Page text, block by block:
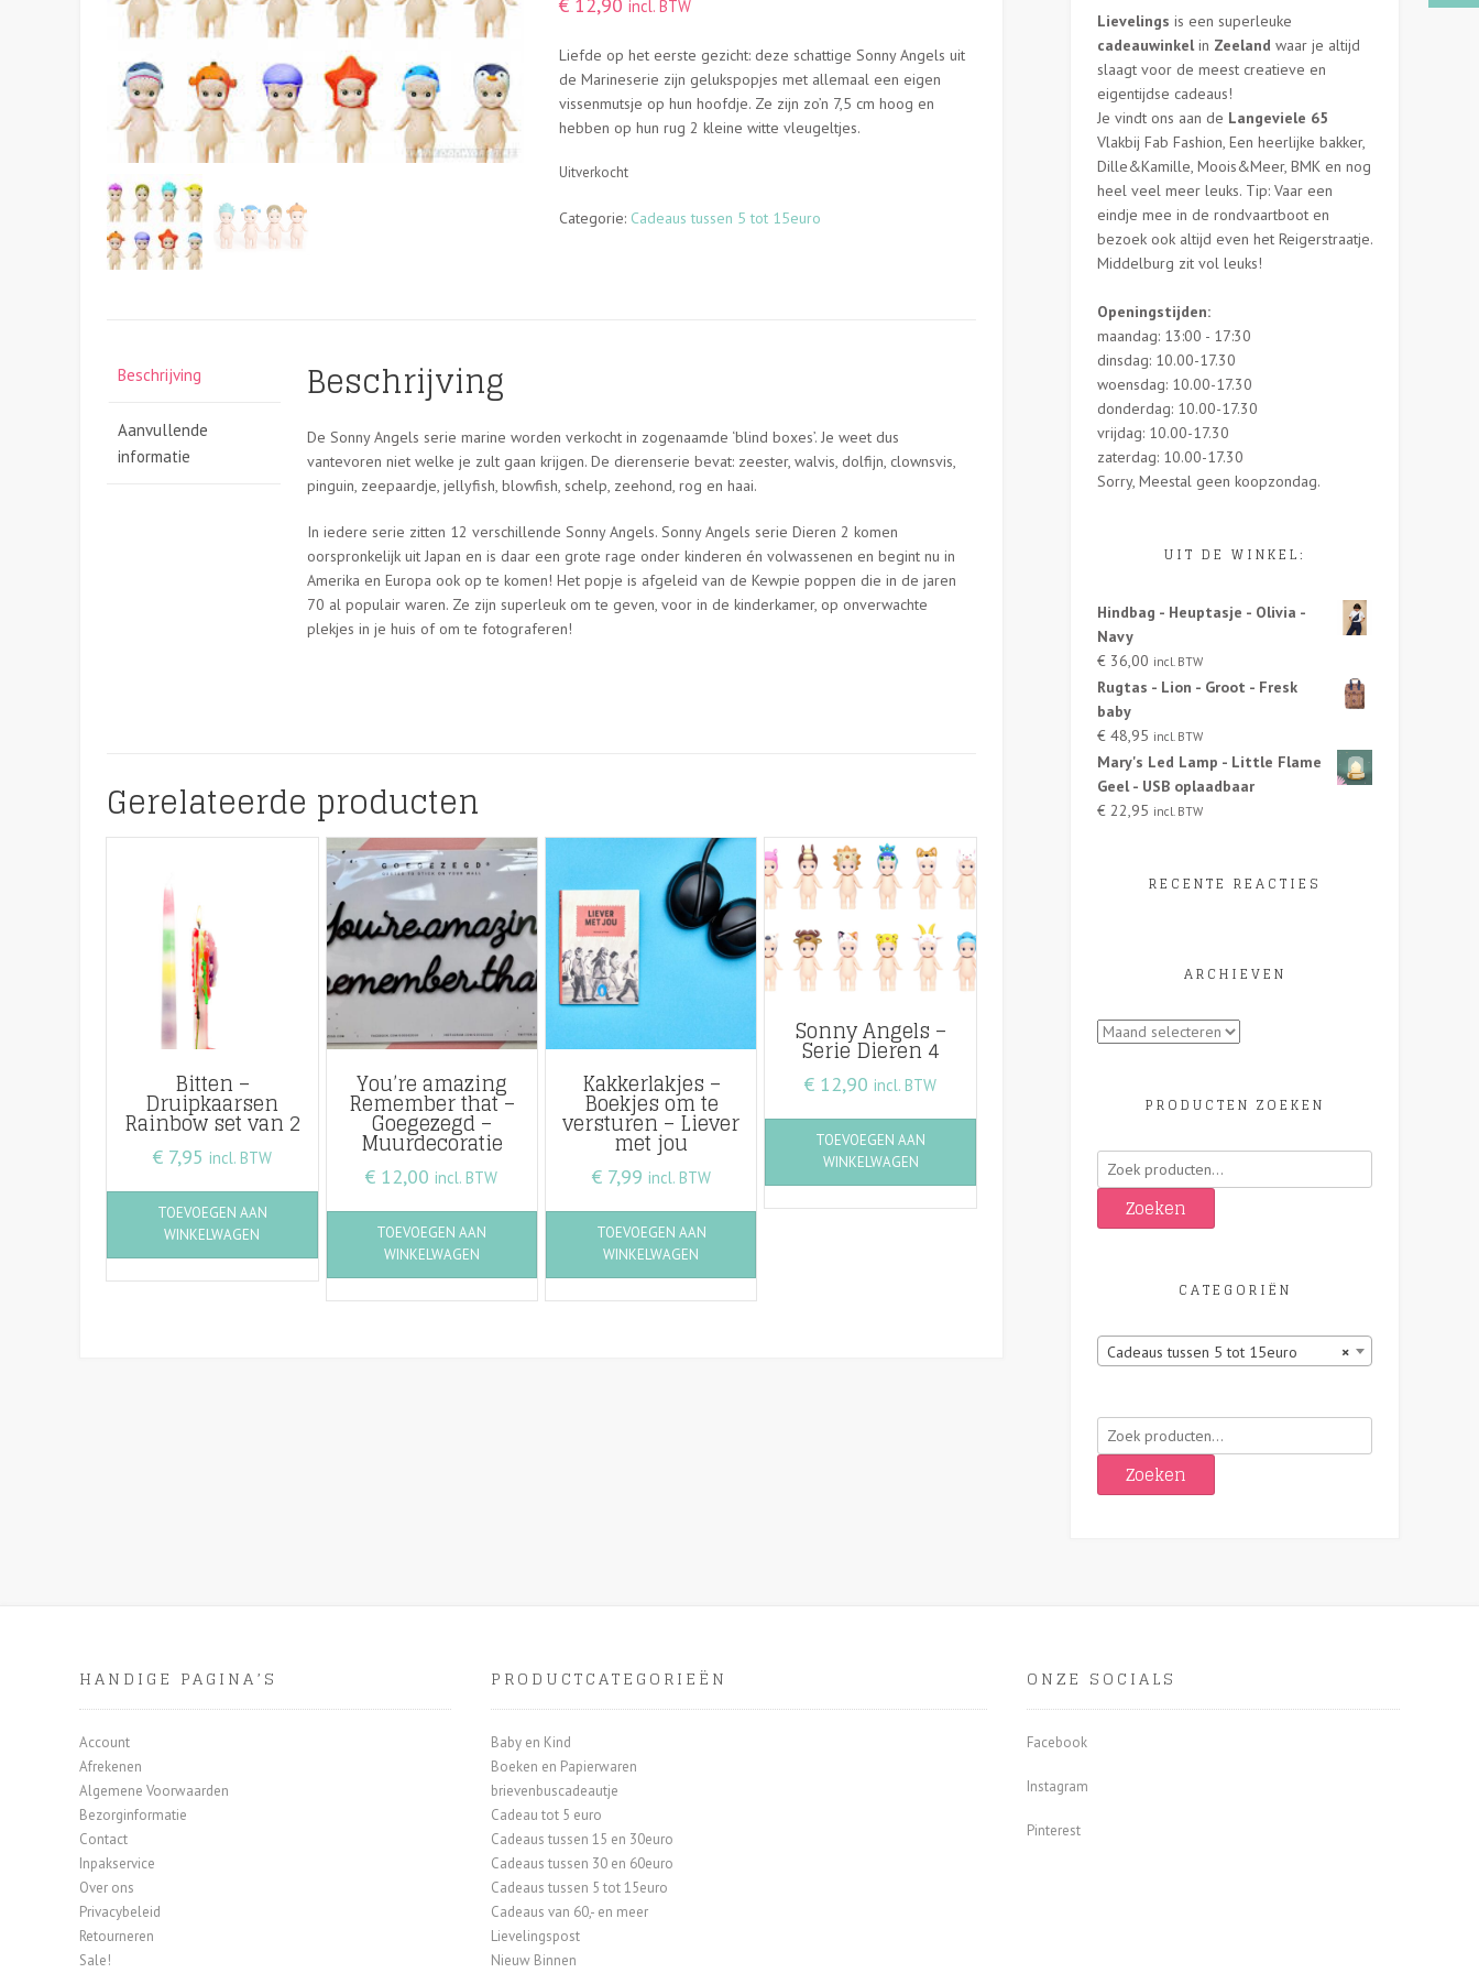
€12,90 incl. BTW
Liefde op het eerste gezicht: deze schattige Sonny Angels uit
de Marineserie zijn gelukspopjes met allemaal een eigen
vissenmutsje op hun hoofdje. Ze zijn zo’n 7,5 cm hoog en
hebben op hun rug 2 kleine witte vleugeltjes.
Uitverkocht
Categorie: Cadeaus tussen 5 tot 15euro
Beschrijving
Aanvullende
informatie
Beschrijving
De Sonny Angels serie marine worden verkocht in zogenaamde ‘blind boxes’. Je weet dus
vantevoren niet welke je zult gaan krijgen. De dierenserie bevat: zeester, walvis, dolfijn, clownsvis,
pinguin, zeepaardje, jellyfish, blowfish, schelp, zeehond, rog en haai.
In iedere serie zitten 12 verschillende Sonny Angels. Sonny Angels serie Dieren 2 komen
oorspronkelijk uit Japan en is daar een grote rage onder kinderen én volwassenen en begint nu in
Amerika en Europa ook op te komen! Het popje is afgeleid van de Kewpie poppen die in de jaren
70 al populair waren. Ze zijn superleuk om te geven, voor in de kinderkamer, op onverwachte
plekjes in je huis of om te fotograferen!
Gerelateerde producten
Bitten –
Druipkaarsen
Rainbow set van 2
€7,95 incl. BTW
TOEVOEGEN AAN
WINKELWAGEN
You’re amazing
Remember that –
Goegezegd –
Muurdecoratie
€ 12,00 incl. BTW
TOEVOEGEN AAN
WINKELWAGEN
Kakkerlakjes –
Boekjes om te
versturen – Liever
met jou
€7,99 incl. BTW
TOEVOEGEN AAN
WINKELWAGEN
Sonny Angels –
Serie Dieren 4
€ 12,90 incl. BTW
TOEVOEGEN AAN
WINKELWAGEN
Lievelings is een superleuke
cadeauwinkelin Zeeland waar je altijd
slaagt voor de meest creatieve en
eigentijdse cadeaus!
Je vindt ons aan de Langeviele 65
Vlakbij Fab Fashion, Een heerlijke bakker,
Dille&Kamille, Moois&Meer, BMK en nog
heel veel meer leuks. Tip: Vaar een
eindje mee in de rondvaartboot en
bezoek ook altijd even het Reigerstraatje.
Middelburg zit vol leuks!
Openingstijden:
maandag: 13:00 - 17:30
dinsdag: 10.00-17.30
woensdag: 10.00-17.30
donderdag: 10.00-17.30
vrijdag: 10.00-17.30
zaterdag: 10.00-17.30
Sorry, Meestal geen koopzondag.
UIT DE WINKEL:
Hindbag - Heuptasje - Olivia -
Navy
€ 36,00 incl. BTW
Rugtas - Lion - Groot - Fresk
baby
€ 48,95 incl. BTW
Mary's Led Lamp - Little Flame
Geel - USB oplaadbaar
€ 22,95 incl. BTW
RECENTE REACTIES
ARCHIEVEN
Archieven
PRODUCTEN ZOEKEN
Zoeken
naar:
Zoeken
CATEGORIËN
×
Cadeaus tussen 5 tot 15euro
Zoeken
naar:
Zoeken
HANDIGE PAGINA’S
Account
Afrekenen
Algemene Voorwaarden
Bezorginformatie
Contact
Inpakservice
Over ons
Privacybeleid
Retourneren
Sale!
PRODUCTCATEGORIEËN
Baby en Kind
Boeken en Papierwaren
brievenbuscadeautje
Cadeau tot 5 euro
Cadeaus tussen 15 en 30euro
Cadeaus tussen 30 en 60euro
Cadeaus tussen 5 tot 15euro
Cadeaus van 60,- en meer
Lievelingspost
Nieuw Binnen
ONZE SOCIALS
Facebook
Instagram
Pinterest